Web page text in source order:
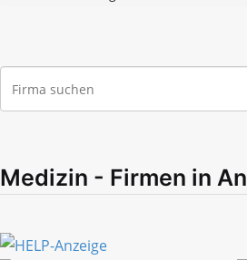
Medizin - Firmen in